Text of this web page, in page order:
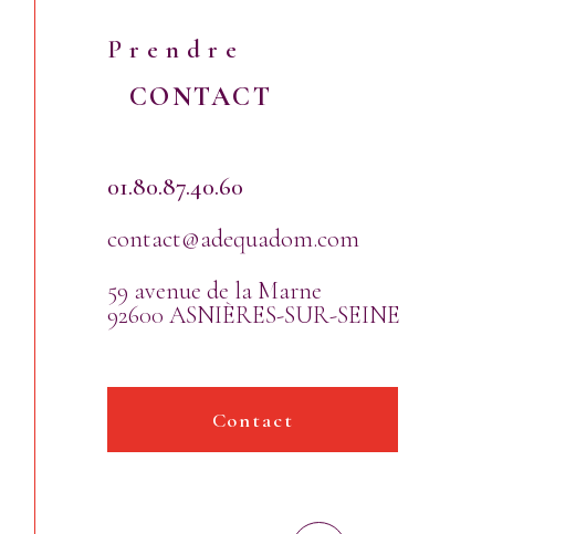
Prendre
CONTACT
01.80.87.40.60
contact@adequadom.com
59 avenue de la Marne
92600
ASNIÈRES-SUR-SEINE
Contact